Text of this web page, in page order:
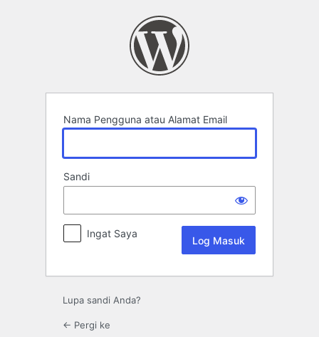
Nama Pengguna atau Alamat Email
Sandi
Ingat Saya
Lupa sandi Anda?
← Pergi ke